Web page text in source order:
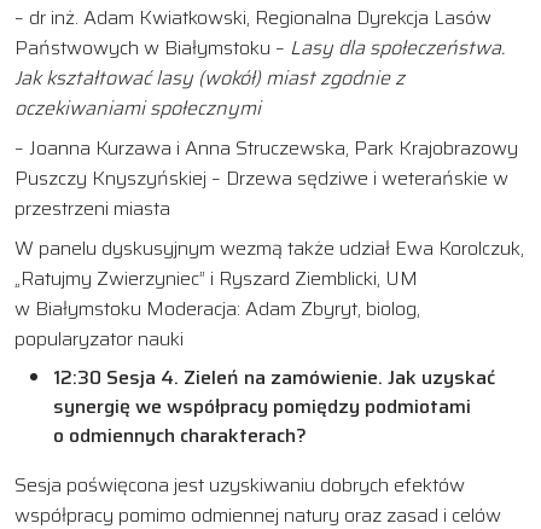
– dr inż. Adam Kwiatkowski, Regionalna Dyrekcja Lasów
Państwowych w Białymstoku – Lasy dla społeczeństwa.
Jak kształtować lasy (wokół) miast zgodnie z
oczekiwaniami społecznymi
– Joanna Kurzawa i Anna Struczewska, Park Krajobrazowy
Puszczy Knyszyńskiej – Drzewa sędziwe i weterańskie w
przestrzeni miasta
W panelu dyskusyjnym wezmą także udział Ewa Korolczuk,
„Ratujmy Zwierzyniec” i Ryszard Ziemblicki, UM
w Białymstoku Moderacja: Adam Zbyryt, biolog,
popularyzator nauki
12:30 Sesja 4. Zieleń na zamówienie. Jak uzyskać
synergię we współpracy pomiędzy podmiotami
o odmiennych charakterach?
Sesja poświęcona jest uzyskiwaniu dobrych efektów
współpracy pomimo odmiennej natury oraz zasad i celów